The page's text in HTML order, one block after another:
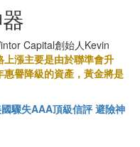
Capital創始人Kevin
上漲主要是由於聯準會升
譽降級的資產，黃金將是
驟失AAA頂級信評 避險神